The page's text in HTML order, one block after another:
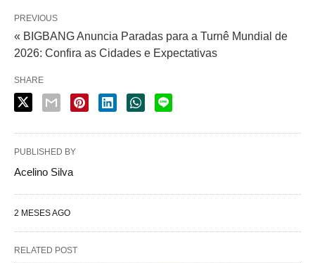
PREVIOUS
« BIGBANG Anuncia Paradas para a Turnê Mundial de
2026: Confira as Cidades e Expectativas
SHARE
PUBLISHED BY
Acelino Silva
2 MESES AGO
RELATED POST